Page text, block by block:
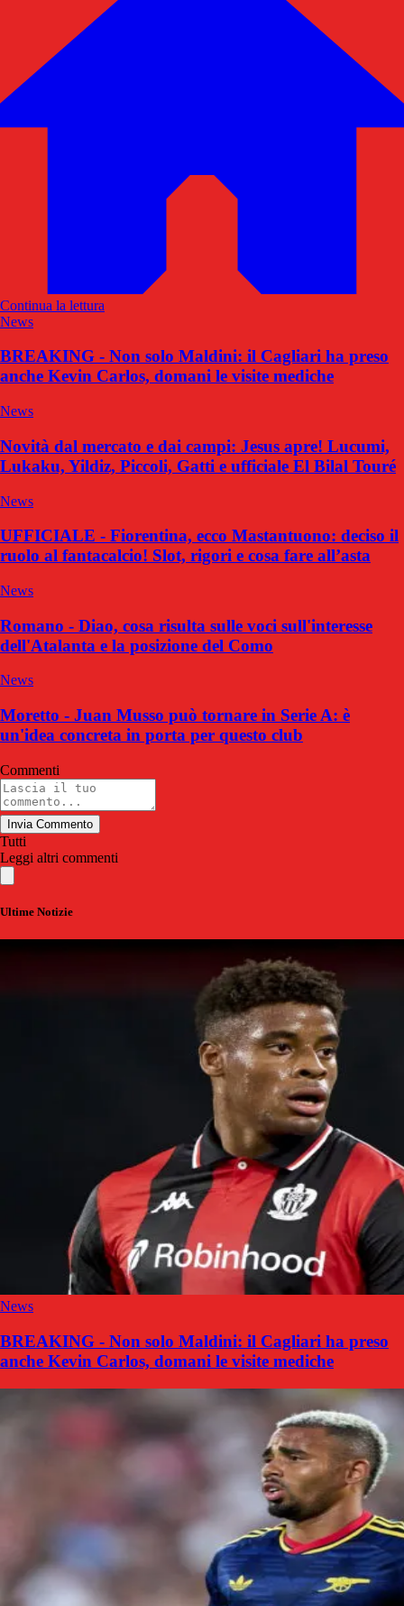
Continua la lettura
News
BREAKING - Non solo Maldini: il Cagliari ha preso
anche Kevin Carlos, domani le visite mediche
News
Novità dal mercato e dai campi: Jesus apre! Lucumi,
Lukaku, Yildiz, Piccoli, Gatti e ufficiale El Bilal Touré
News
UFFICIALE - Fiorentina, ecco Mastantuono: deciso il
ruolo al fantacalcio! Slot, rigori e cosa fare all’asta
News
Romano - Diao, cosa risulta sulle voci sull'interesse
dell'Atalanta e la posizione del Como
News
Moretto - Juan Musso può tornare in Serie A: è
un'idea concreta in porta per questo club
Commenti
Invia Commento
Tutti
Leggi altri commenti
Ultime Notizie
News
BREAKING - Non solo Maldini: il Cagliari ha preso
anche Kevin Carlos, domani le visite mediche